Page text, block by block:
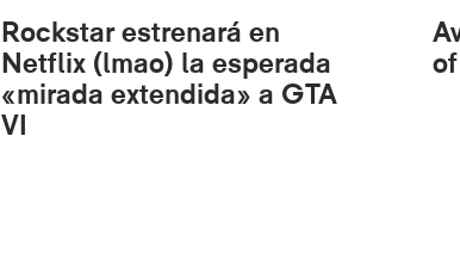
Rockstar estrenará en
Netflix (lmao) la esperada
«mirada extendida» a GTA
VI